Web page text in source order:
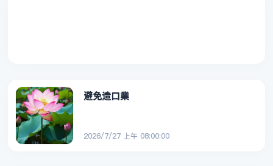
避免造口業
2026/7/27 上午 08:00:00